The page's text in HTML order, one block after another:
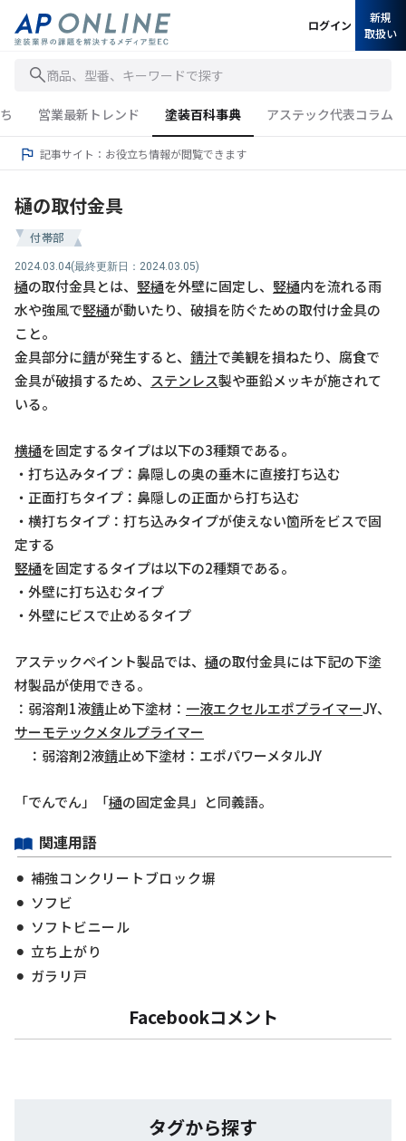
商品、型番、キーワードで探す
ログイン
新規
取扱い
営業最新トレンド 塗装百科事典 アステック代表コラム
記事サイト：お役立ち情報が閲覧できます
樋の取付金具
付帯部
2024.03.04(最終更新日：2024.03.05)
樋の取付金具とは、 竪樋を外壁に固定し、 竪樋内を流れる雨
水や強風で竪樋が動いたり、破損を防ぐための取付け金具の
こと。
金具部分に錆が発生すると、 錆汁で美観を損ねたり、腐食で
金具が破損するため、 ステンレス製や亜鉛メッキが施されて
いる。
横樋を固定するタイプは以下の3種類である。
・打ち込みタイプ：鼻隠しの奥の垂木に直接打ち込む
・正面打ちタイプ：鼻隠しの正面から打ち込む
・横打ちタイプ：打ち込みタイプが使えない箇所をビスで固
定する
竪樋を固定するタイプは以下の2種類である。
・外壁に打ち込むタイプ
・外壁にビスで止めるタイプ
アステックペイント製品では、 樋の取付金具には下記の下塗
材製品が使用できる。
：弱溶剤1液錆止め下塗材： 一液エクセルエポプライマーJY、
サーモテックメタルプライマー
：弱溶剤2液錆止め下塗材：エポパワーメタルJY
「でんでん」「樋の固定金具」と同義語。
関連用語
補強コンクリートブロック塀
ソフビ
ソフトビニール
立ち上がり
ガラリ戸
Facebookコメント
タグから探す